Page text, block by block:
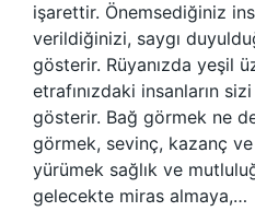
işarettir. Önemsediğiniz
verildiğinizi, saygı
gösterir. Rüyanızda yeşil
etrafınızdaki insanların
gösterir. Bağ görmek ne
görmek, sevinç, kazanç
yürümek sağlık ve
gelecekte miras almaya,…